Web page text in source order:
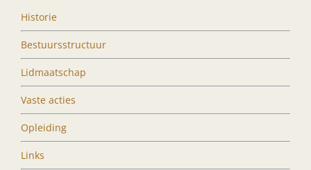
Historie
Bestuursstructuur
Lidmaatschap
Vaste acties
Opleiding
Links